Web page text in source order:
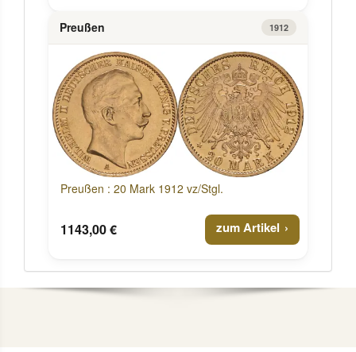
Preußen 1912
Preußen : 20 Mark 1912 vz/Stgl.
1143,00 € zum Artikel